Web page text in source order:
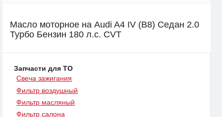
Масло моторное на Audi A4 IV (B8) Седан 2.0
Турбо Бензин 180 л.с. CVT
Запчасти для ТО
Свеча зажигания
Фильтр воздушный
Фильтр масляный
Фильтр салона